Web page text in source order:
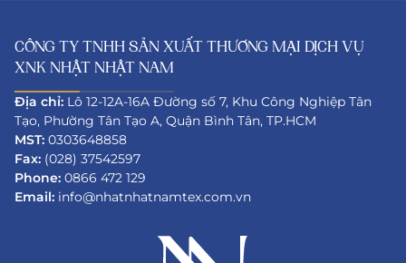
CÔNG TY TNHH SẢN XUẤT THƯƠNG MẠI DỊCH VỤ
XNK NHẬT NHẬT NAM
Địa chỉ: Lô 12-12A-16A Đường số 7, Khu Công Nghiệp Tân
Tạo, Phường Tân Tạo A, Quận Bình Tân, TP.HCM
MST: 0303648858
Fax: (028) 37542597
Phone: 0866 472 129
Email: info@nhatnhatnamtex.com.vn